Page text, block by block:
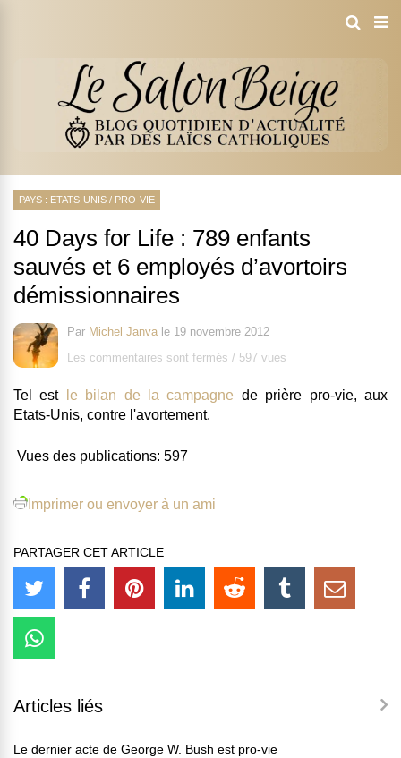
PAYS : ETATS-UNIS / PRO-VIE
40 Days for Life : 789 enfants
sauvés et 6 employés d’avortoirs
démissionnaires
Par Michel Janva le 19 novembre 2012
Les commentaires sont fermés / 597 vues
Tel est le bilan de la campagne de prière pro-vie, aux
Etats-Unis, contre l'avortement.
Vues des publications: 597
Imprimer ou envoyer à un ami
PARTAGER CET ARTICLE
Articles liés
Le dernier acte de George W. Bush est pro-vie